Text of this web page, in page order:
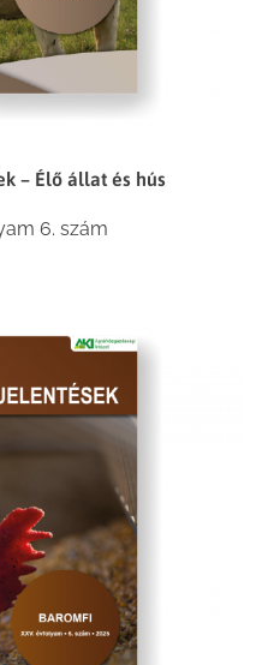
– Élő állat és hús
6. szám